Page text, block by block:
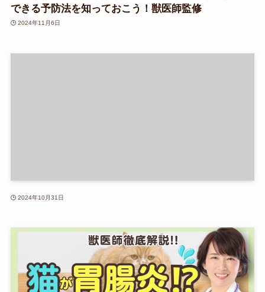
できる予防法を知っておこう！獣医師監修
2024年11月6日
2024年10月31日